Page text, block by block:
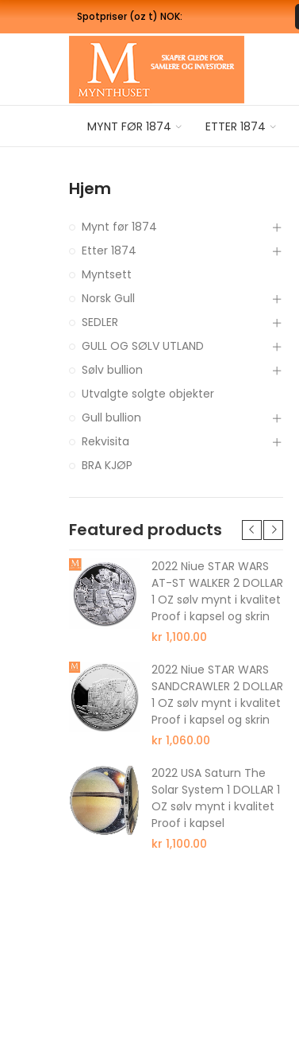
Spotpriser (oz t) NOK:
MYNT FØR 1874 ETTER 1874
Hjem
Mynt før 1874
Etter 1874
Myntsett
Norsk Gull
SEDLER
GULL OG SØLV UTLAND
Sølv bullion
Utvalgte solgte objekter
Gull bullion
Rekvisita
BRA KJØP
Featured products
2022 Niue STAR WARS
AT-ST WALKER 2 DOLLAR
1 OZ sølv mynt i kvalitet
Proof i kapsel og skrin
kr 1,100.00
2022 Niue STAR WARS
SANDCRAWLER 2 DOLLAR
1 OZ sølv mynt i kvalitet
Proof i kapsel og skrin
kr 1,060.00
2022 USA Saturn The
Solar System 1 DOLLAR 1
OZ sølv mynt i kvalitet
Proof i kapsel
kr 1,100.00